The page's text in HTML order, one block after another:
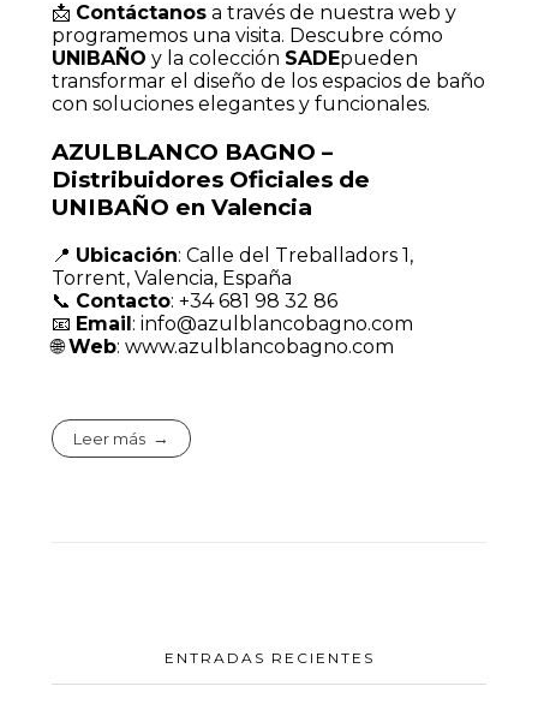
📩 Contáctanos a través de nuestra web y
programemos una visita. Descubre cómo
UNIBAÑO y la colección SADEpueden
transformar el diseño de los espacios de baño
con soluciones elegantes y funcionales.
AZULBLANCO BAGNO –
Distribuidores Oficiales de
UNIBAÑO en Valencia
📍 Ubicación: Calle del Treballadors 1,
Torrent, Valencia, España
📞 Contacto: +34 681 98 32 86
📧 Email: info@azulblancobagno.com
🌐Web: www.azulblancobagno.com
Leer más
ENTRADAS RECIENTES